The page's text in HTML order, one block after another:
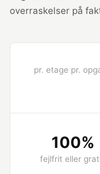
overraskelser på
pr. etage pr.
100%
fejlfrit eller